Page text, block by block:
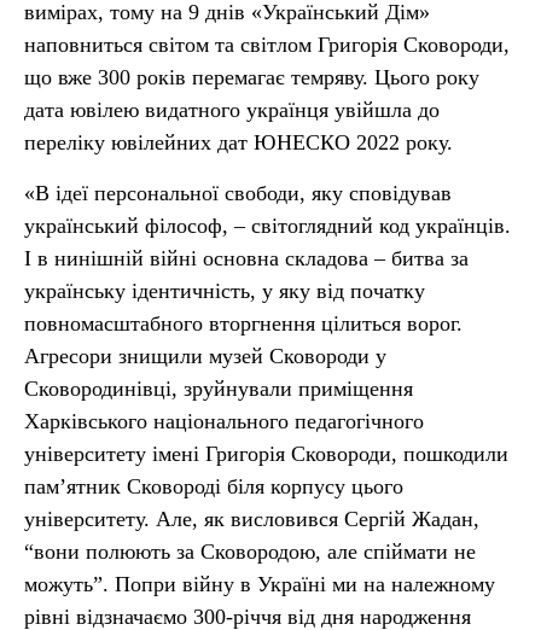
вимірах, тому на 9 днів «Український Дім»
наповниться світом та світлом Григорія Сковороди,
що вже 300 років перемагає темряву. Цього року
дата ювілею видатного українця увійшла до
переліку ювілейних дат ЮНЕСКО 2022 року.
«В ідеї персональної свободи, яку сповідував
український філософ, – світоглядний код українців.
І в нинішній війні основна складова – битва за
українську ідентичність, у яку від початку
повномасштабного вторгнення цілиться ворог.
Агресори знищили музей Сковороди у
Сковородинівці, зруйнували приміщення
Харківського національного педагогічного
університету імені Григорія Сковороди, пошкодили
пам’ятник Сковороді біля корпусу цього
університету. Але, як висловився Сергій Жадан,
“вони полюють за Сковородою, але спіймати не
можуть”. Попри війну в Україні ми на належному
рівні відзначаємо 300-річчя від дня народження